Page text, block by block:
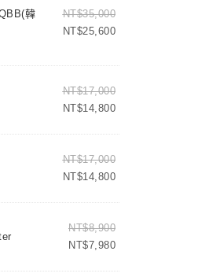
韓
NT$35,000
NT$25,600
NT$17,000
NT$14,800
NT$17,000
NT$14,800
NT$8,900
NT$7,980